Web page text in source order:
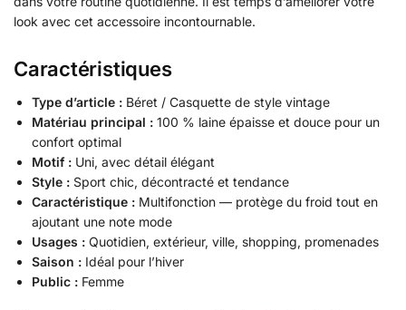
look avec cet accessoire incontournable.
Caractéristiques
Type d’article : Béret / Casquette de style vintage
Matériau principal : 100 % laine épaisse et douce pour un
confort optimal
Motif : Uni, avec détail élégant
Style : Sport chic, décontracté et tendance
Caractéristique : Multifonction — protège du froid tout en
ajoutant une note mode
Usages : Quotidien, extérieur, ville, shopping, promenades
Saison : Idéal pour l’hiver
Public : Femme